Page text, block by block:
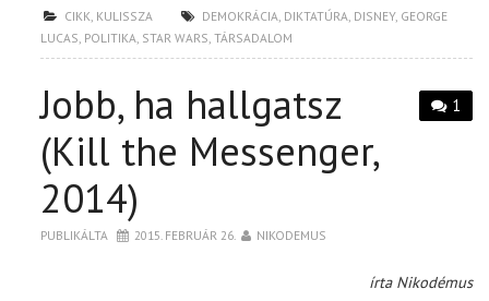
CIKK KULISSZA DEMOKRÁCIA DIKTATÚRA DISNEY, GEORGE
LUCAS POLITIKA STAR WARS ,TÁRSADALOM
1
Jobb, ha hallgatsz
(Kill the Messenger,
2014)
PUBLIKÁLTA 2015. FEBRUÁR 26. NIKODEMUS
írta Nikodémus